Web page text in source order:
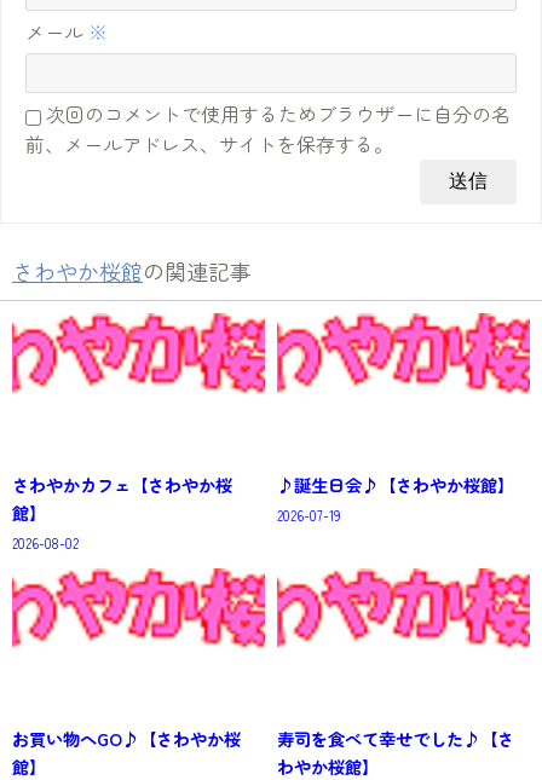
メール ※
次回のコメントで使用するためブラウザーに自分の名
前、メールアドレス、サイトを保存する。
さわやか桜館の関連記事
さわやかカフェ【さわやか桜
館】
2026-08-02
♪誕生日会♪【さわやか桜館】
2026-07-19
お買い物へGO♪【さわやか桜
館】
寿司を食べて幸せでした♪【さ
わやか桜館】